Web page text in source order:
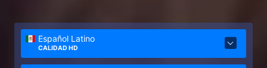
Español Latino
CALIDAD HD